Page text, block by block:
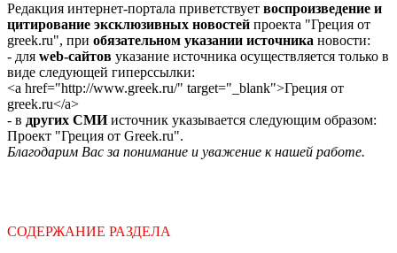
Редакция интернет-портала приветствует воспроизведение и
цитирование эксклюзивных новостей проекта "Греция от
greek.ru", при обязательном указании источника новости:
- для web-сайтов указание источника осуществляется только в
виде следующей гиперссылки:
<a href="http://www.greek.ru/" target="_blank">Греция от
greek.ru</a>
- в других СМИисточник указывается следующим образом:
Проект "Греция от Greek.ru".
Благодарим Вас за понимание и уважение к нашей работе.
СОДЕРЖАНИЕ РАЗДЕЛА